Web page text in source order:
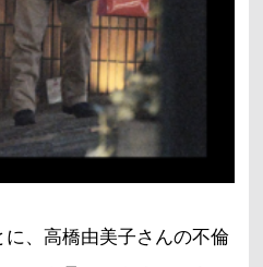
、高橋由美子さんの不倫